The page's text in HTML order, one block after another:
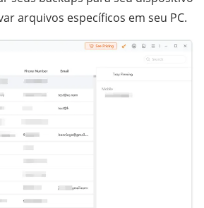
arquivos específicos em seu PC.